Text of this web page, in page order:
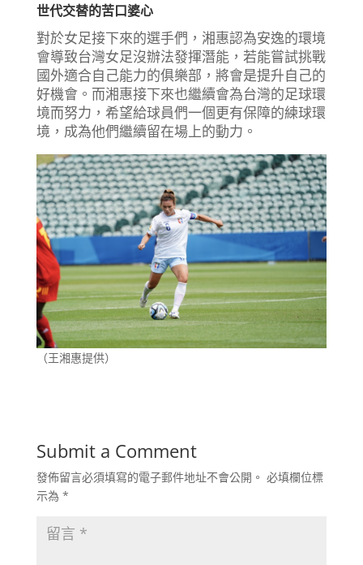
世代交替的苦口婆心
對於女足接下來的選手們，湘惠認為安逸的環境
會導致台灣女足沒辦法發揮潛能，若能嘗試挑戰
國外適合自己能力的俱樂部，將會是提升自己的
好機會。而湘惠接下來也繼續會為台灣的足球環
境而努力，希望給球員們一個更有保障的練球環
境，成為他們繼續留在場上的動力。
（王湘惠提供）
Submit a Comment
發佈留言必須填寫的電子郵件地址不會公開。 必填欄位標
示為 *